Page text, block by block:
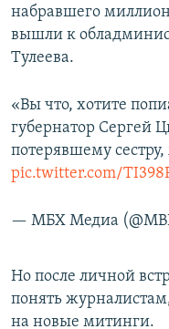
набравшего
вышли к
Тулеева.
«Вы что, хотите
губернатор Сергей
потерявшему
pic.twitter.com/
— МБХ Медиа
Но после личной
понять
на новые митинги.